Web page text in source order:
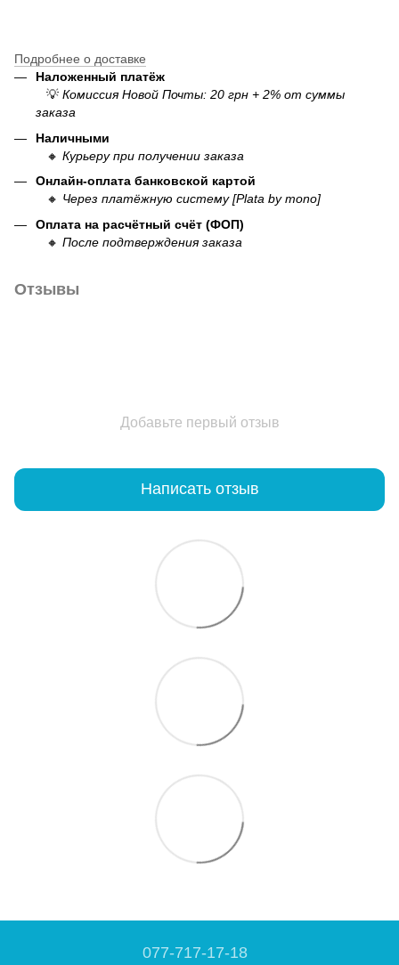
Подробнее о доставке
Наложенный платёж
💡 Комиссия Новой Почты: 20 грн + 2% от суммы
заказа
Наличными
🔸 Курьеру при получении заказа
Онлайн-оплата банковской картой
🔸 Через платёжную систему [Plata by mono]
Оплата на расчётный счёт (ФОП)
🔸 После подтверждения заказа
Отзывы
Добавьте первый отзыв
Написать отзыв
077-717-17-18